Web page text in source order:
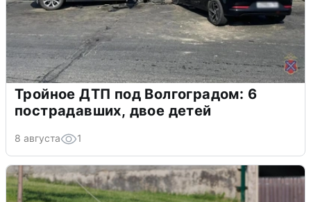
Тройное ДТП под Волгоградом: 6
пострадавших, двое детей
8 августа 1